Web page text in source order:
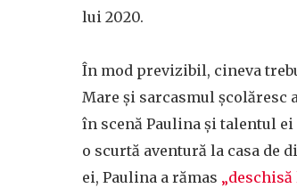
lui 2020.
În mod previzibil, cineva
Mare și sarcasmul școlăresc
în scenă Paulina și talentul ei
o scurtă aventură la casa de
ei, Paulina a rămas